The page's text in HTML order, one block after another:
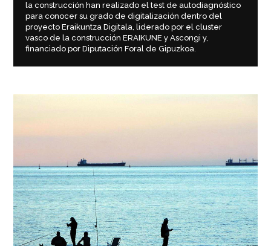
la construcción han realizado el test de autodiagnóstico
para conocer su grado de digitalización dentro del
proyecto Eraikuntza Digitala, liderado por el cluster
vasco de la construcción ERAIKUNE y Ascongi y,
financiado por Diputación Foral de Gipuzkoa.